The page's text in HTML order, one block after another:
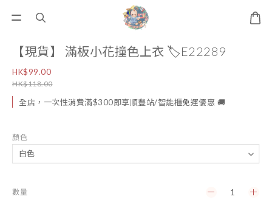
【現貨】 滿板小花撞色上衣 🏷️E22289
HK$99.00
HK$118.00
全店，一次性消費滿$300即享順豐站/智能櫃免運優惠 🚚
顏色
數量